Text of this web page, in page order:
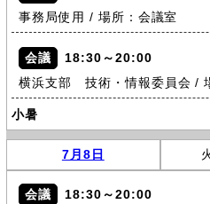
事務局使用 / 場所：会議室
会議
18:30～20:00
横浜支部 技術・情報委員会 /
小暑
7月8日
会議
18:30～20:00